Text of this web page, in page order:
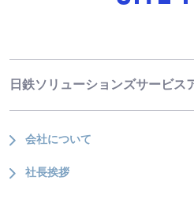
日鉄ソリューションズサービス
会社について
社長挨拶